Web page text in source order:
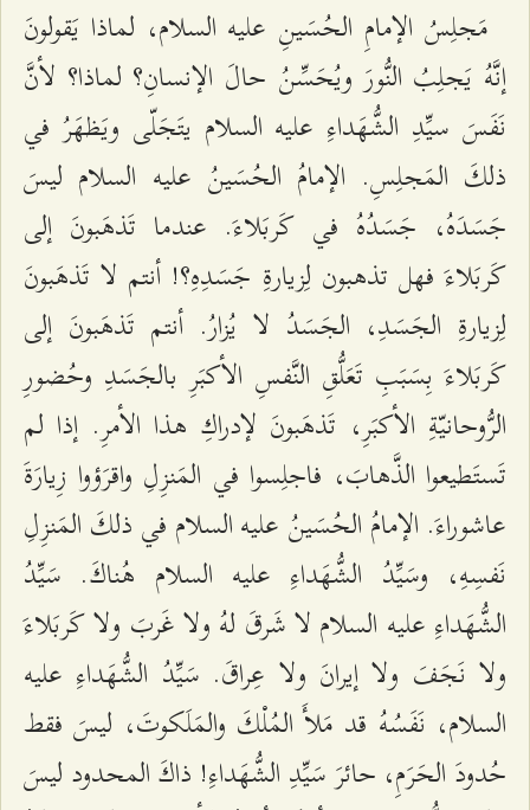
مَجلِسُ الإمامِ الحُسَينِ عليه السلام، لماذا يَقولونَ
إنَّهُ يَجلِبُ النُّورَ ويُحَسِّنُ حالَ الإنسانِ؟ لماذا؟ لأنَّ
نَفَسَ سيِّدِ الشُّهَداءِ عليه السلام يتَجَلّى ويَظهَرُ في
ذلكَ المَجلِسِ. الإمامُ الحُسَينُ عليه السلام ليسَ
جَسَدَهُ، جَسَدُهُ في كَربَلاءَ. عندما تَذهَبونَ إلى
كَربَلاءَ فهل تذهبون لِزيارةِ جَسَدِهِ؟! أنتم لا تَذهَبونَ
لِزيارةِ الجَسَدِ، الجَسَدُ لا يُزارُ. أنتم تَذهَبونَ إلى
كَربَلاءَ بِسَبَبِ تَعَلُّقِ النَّفسِ الأكبَرِ بالجَسَدِ وحُضورِ
الرُّوحانيّةِ الأكبَرِ، تَذهَبونَ لإدراكِ هذا الأمرِ. إذا لم
تَستَطيعوا الذَّهابَ، فاجلِسوا في المَنزِلِ واقرَؤوا زِيارَةَ
عاشوراءَ. الإمامُ الحُسَينُ عليه السلام في ذلكَ المَنزِلِ
نَفسِهِ، وسَيِّدُ الشُّهَداءِ عليه السلام هُناكَ. سَيِّدُ
الشُّهَداءِ عليه السلام لا شَرقَ لهُ ولا غَربَ ولا كَربَلاءَ
ولا نَجَفَ ولا إيرانَ ولا عِراقَ. سَيِّدُ الشُّهَداءِ عليه
السلام، نَفَسُهُ قد مَلأَ المُلْكَ والمَلَكوتَ، ليسَ فقط
حُدودَ الحَرَمِ، حائرَ سَيِّدِ الشُّهَداءِ! ذاكَ المحدود ليسَ